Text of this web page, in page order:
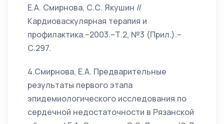
Е.А. Смирнова, С.С. Якушин //
Кардиоваскулярная терапия и
профилактика.–2003.–Т.2, №3 (Прил.).–
С.297.
4.Смирнова, Е.А. Предварительные
результаты первого этапа
эпидемиологического исследования по
сердечной недостаточности в Рязанской